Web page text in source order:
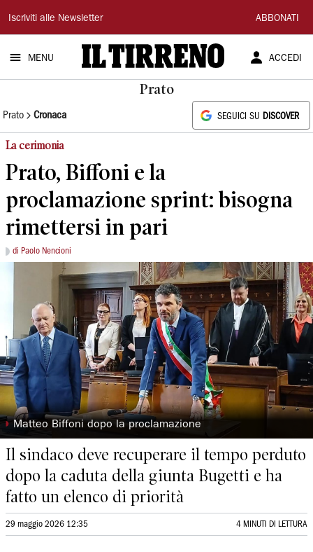
Il
Tirreno
Iscriviti alle Newsletter ABBONATI
MENU ACCEDI
Prato
Prato Cronaca SEGUICI SU DISCOVER
La cerimonia
Prato, Biffoni e la
proclamazione sprint: bisogna
rimettersi in pari
di Paolo Nencioni
◗ Matteo Biffoni dopo la proclamazione
Il sindaco deve recuperare il tempo perduto
dopo la caduta della giunta Bugetti e ha
fatto un elenco di priorità
29 maggio 2026 12:35 4 MINUTI DI LETTURA